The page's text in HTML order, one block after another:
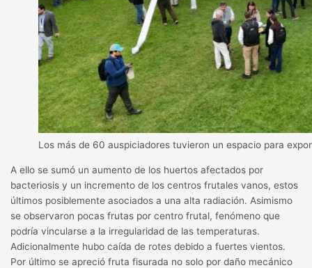
Los más de 60 auspiciadores tuvieron un espacio para
A ello se sumó un aumento de los huertos afectados por
bacteriosis y un incremento de los centros frutales vanos, estos
últimos posiblemente asociados a una alta radiación. Asimismo
se observaron pocas frutas por centro frutal, fenómeno que
podría vincularse a la irregularidad de las temperaturas.
Adicionalmente hubo caída de rotes debido a fuertes vientos.
Por último se apreció fruta fisurada no solo por daño mecánico